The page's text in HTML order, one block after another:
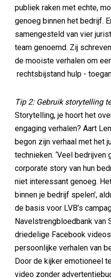
publiek raken met echte,
genoeg binnen het bedrijf.
samengesteld van vier
team genoemd. Zij
de mooiste verhalen om
rechtsbijstand hulp -
Tip 2: Gebruik storytelling
Storytelling, je hoort het
engaging verhalen? Aart
begon zijn verhaal met het
technieken. ‘Veel bedrijven
corporate story van hun
niet interessant genoeg.
binnen je bedrijf spelen’,
de basis voor LVB’s
Navelstrengbloedbank van
driedelige Facebook
persoonlijke verhalen van
Door de kijker emotioneel
video zonder